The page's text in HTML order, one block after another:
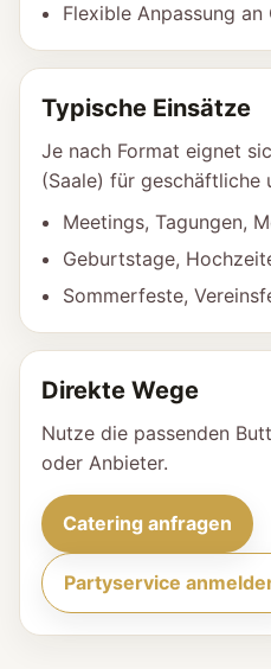
Flexible Anpassung
Typische Einsätze
Je nach Format eignet
(Saale) für geschäftliche
Meetings, Tagungen,
Geburtstage,
Sommerfeste,
Direkte Wege
Nutze die passenden
oder Anbieter.
Catering anfragen
Partyservice